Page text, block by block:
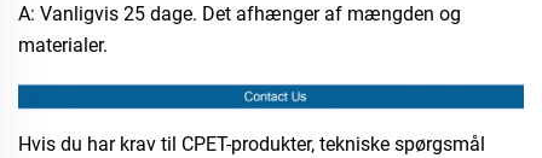
A: Vanligvis 25 dage. Det afhænger af mængden og
materialer.​
Hvis du har krav til CPET-produkter, tekniske spørgsmål